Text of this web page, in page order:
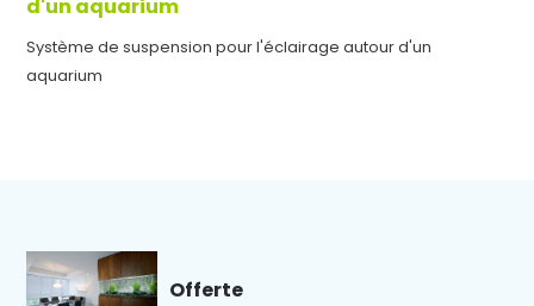
d'un aquarium
Système de suspension pour l'éclairage autour d'un
aquarium
Offerte